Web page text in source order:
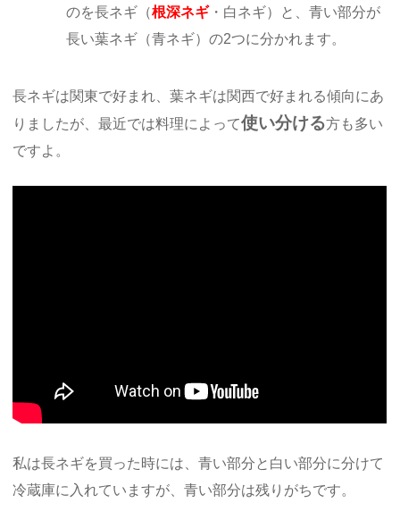
のを長ネギ（根深ネギ・白ネギ）と、青い部分が
長い葉ネギ（青ネギ）の2つに分かれます。
長ネギは関東で好まれ、葉ネギは関西で好まれる傾向にあ
りましたが、最近では料理によって使い分ける方も多い
ですよ。
私は長ネギを買った時には、青い部分と白い部分に分けて
冷蔵庫に入れていますが、青い部分は残りがちです。